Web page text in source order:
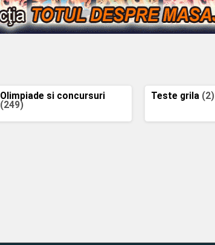
Olimpiade si concursuri
(249)
Teste grila (2)